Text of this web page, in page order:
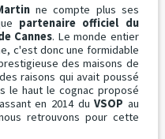
ne compte plus ses
partenaire officiel du
Cannes. Le monde entier
c'est donc une formidable
des maisons de
raisons qui avait poussé
le haut le cognac proposé
en 2014 duVSOP au
retrouvons pour cette